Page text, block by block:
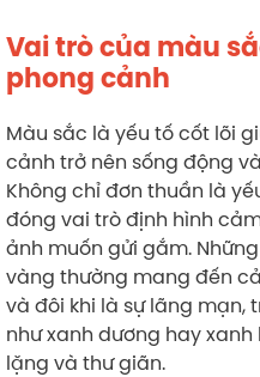
Vai trò của màu
phong cảnh
Màu sắc là yếu tố cốt lõi
cảnh trở nên sống động
Không chỉ đơn thuần là
đóng vai trò định hình
ảnh muốn gửi gắm.
vàng thường mang đến
và đôi khi là sự lãng mạn,
như xanh dương hay
lặng và thư giãn.